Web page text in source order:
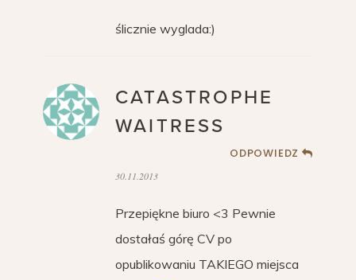
ślicznie wyglada:)
CATASTROPHE
WAITRESS
ODPOWIEDZ
30.11.2013
Przepiękne biuro <3 Pewnie
dostałaś górę CV po
opublikowaniu TAKIEGO miejsca